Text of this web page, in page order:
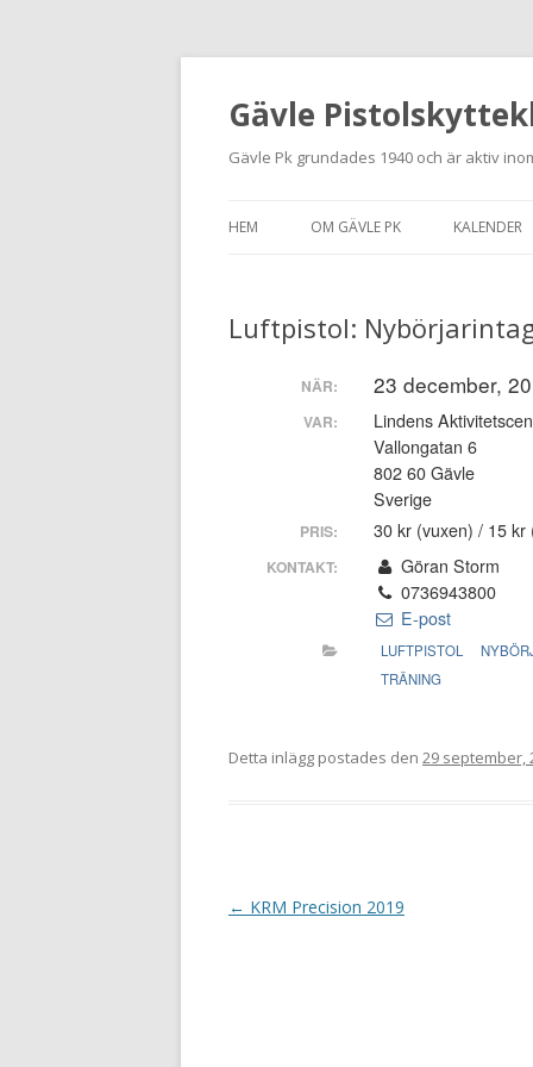
Gävle
Gävle Pk grundades 1940 och är aktiv
HEM OM GÄVLE PK
NYBÖRJARE
MEDLEMSANSÖKAN
KONTAKT
STADGAR
KALENDER
Luftpistol:
NÄR: 23 december,
VAR:
Lindens
Vallongatan 6
802 60 Gävle
Sverige
PRIS: 30 kr (vuxen) / 15 kr
KONTAKT:
Göran Storm
0736943800
E-post
LUFTPISTOL
TRÄNING
Detta inlägg postades den 29 september,
I← KRM Precision 2019